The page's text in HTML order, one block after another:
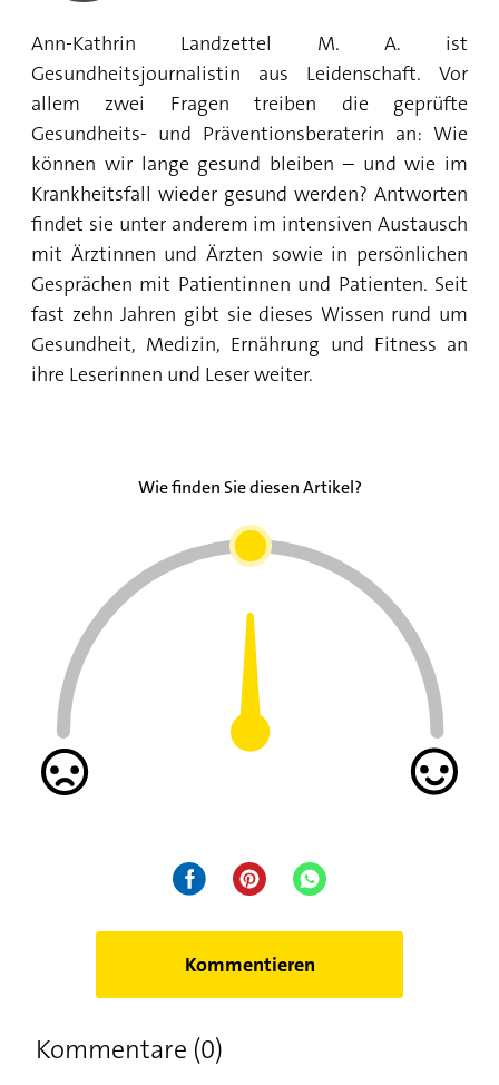
Ann-Kathrin Landzettel M. A. ist
Gesundheitsjournalistin aus Leidenschaft. Vor
allem zwei Fragen treiben die geprüfte
Gesundheits- und Präventionsberaterin an: Wie
können wir lange gesund bleiben – und wie im
Krankheitsfall wieder gesund werden? Antworten
findet sie unter anderem im intensiven Austausch
mit Ärztinnen und Ärzten sowie in persönlichen
Gesprächen mit Patientinnen und Patienten. Seit
fast zehn Jahren gibt sie dieses Wissen rund um
Gesundheit, Medizin, Ernährung und Fitness an
ihre Leserinnen und Leser weiter.
Wie finden Sie diesen Artikel?
Kommentieren
Kommentare (0)